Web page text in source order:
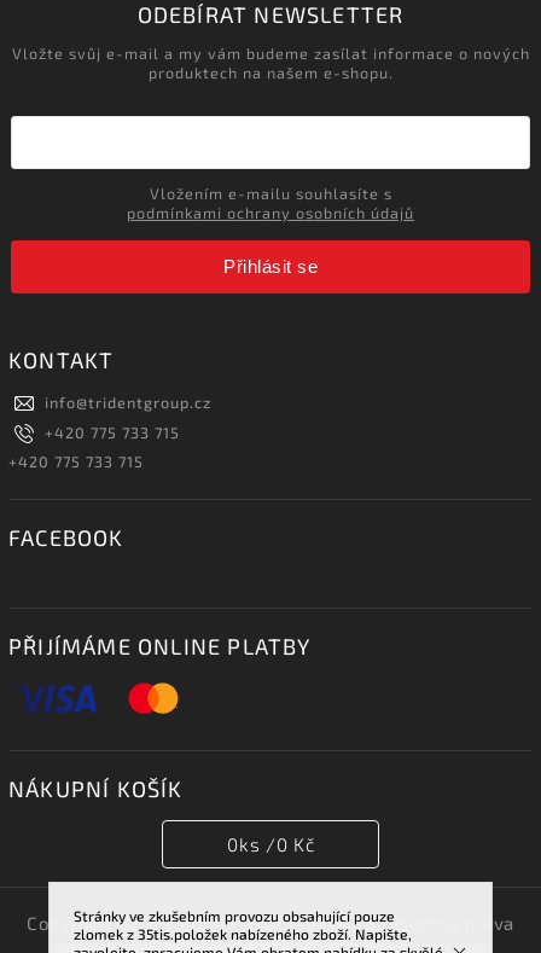
Stránky ve zkušebním provozu obsahující pouze
zlomek z 35tis.položek nabízeného zboží. Napište,
ODEBÍRAT NEWSLETTER
Vložte svůj e-mail a my vám budeme zasílat informace o nových
produktech na našem e-shopu.
podmínkami ochrany osobních údajů
Přihlásit se
KONTAKT
info@tridentgroup.cz
+420 775 733 715
+420 775 733 715
FACEBOOK
PŘIJÍMÁME ONLINE PLATBY
NÁKUPNÍ KOŠÍK
0ks /0 Kč
Copyright 2026TRIDENT GROUP 007 s.r.o.. Všechna práva
vyhrazena.